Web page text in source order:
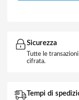
Sicurezza
Tutte le
cifrata.
Tempi di